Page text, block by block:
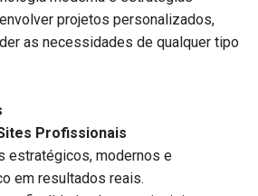
projetos personalizados,
as necessidades de qualquer tipo
Profissionais
estratégicos, modernos e
em resultados reais.